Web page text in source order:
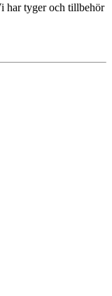
har tyger och tillbehör